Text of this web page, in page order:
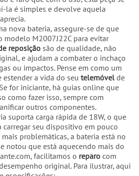
la é simples e devolve aquela
nova bateria, assegure-se de que
modelo M2007J22C para evitar
reposição são de qualidade, não
e ajudam a combater o inchaço
ou impactos. Pense em como um
a vida do seu telemóvel de
for iniciante, há guias online que
como fazer isso, sempre com
outros componentes.
suporta carga rápida de 18W, o que
seu dispositivo em pouco
problemáticas, a bateria está no
notou que está aquecendo mais do
facilitamos o reparo com
original. Para ilustrar, aqui